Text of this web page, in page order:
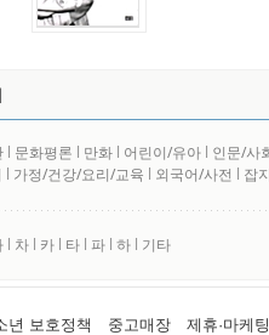
l 문화평론 l 만화 l 어린이/유아 l 인문/사
l 가정/건강/요리/교육 l 외국어/사전 l 잡지
l 차 l 카 l 타 l 파 l 하 l 기타
년 보호정책 중고매장 제휴·마케